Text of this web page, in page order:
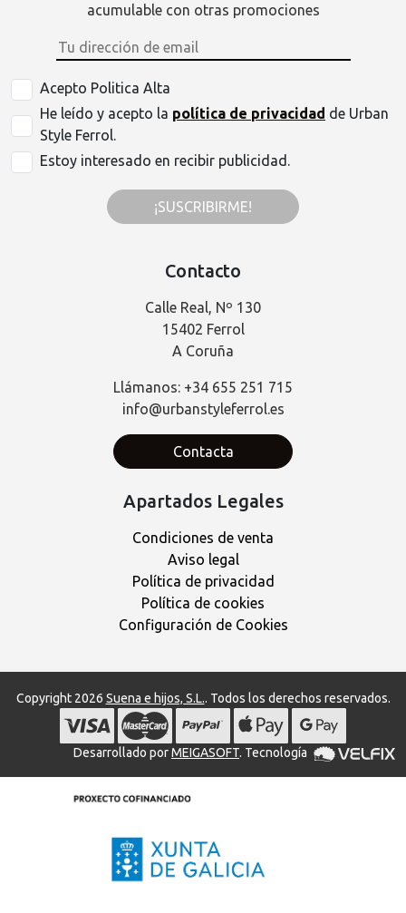
acumulable con otras promociones
Acepto Politica Alta
He leído y acepto la política de privacidad de Urban
Style Ferrol.
Estoy interesado en recibir publicidad.
¡SUSCRIBIRME!
Contacto
Calle Real, Nº 130
15402 Ferrol
A Coruña
Llámanos: +34 655 251 715
info@urbanstyleferrol.es
Contacta
Apartados Legales
Condiciones de venta
Aviso legal
Política de privacidad
Política de cookies
Configuración de Cookies
Copyright 2026 Suena e hijos, S.L.. Todos los derechos reservados.
Desarrollado porMEIGASOFT. Tecnología